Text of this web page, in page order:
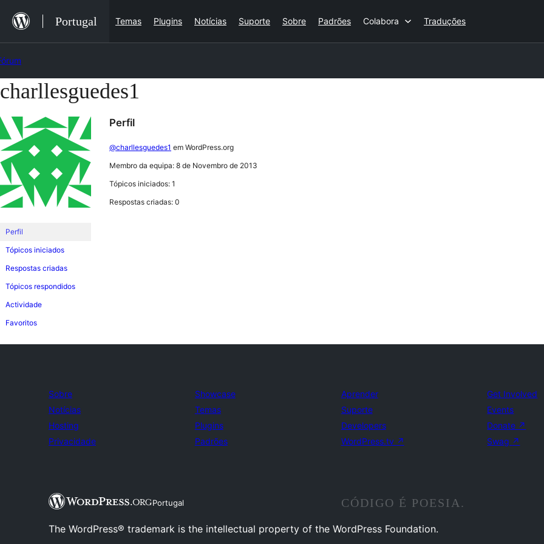
para
o
conteúdo
Portugal Temas Plugins Notícias Suporte Sobre Padrões Colabora Traduções
Saltar
o
conteúdo
charllesguedes1
Perfil
Tópicos iniciados
Respostas criadas
Tópicos respondidos
Actividade
Favoritos
Perfil
@charllesguedes1 em WordPress.org
Membro da equipa: 8 de Novembro de 2013
Tópicos iniciados: 1
Respostas criadas: 0
Sobre
Notícias
Hosting
Privacidade
Showcase
Temas
Plugins
Padrões
Aprender
Suporte
Developers
WordPress.tv ↗
Get Involved
Events
Donate ↗
Swag ↗
Portugal CÓDIGO É POESIA.
The WordPress® trademark is the intellectual property of the WordPress Foundation.